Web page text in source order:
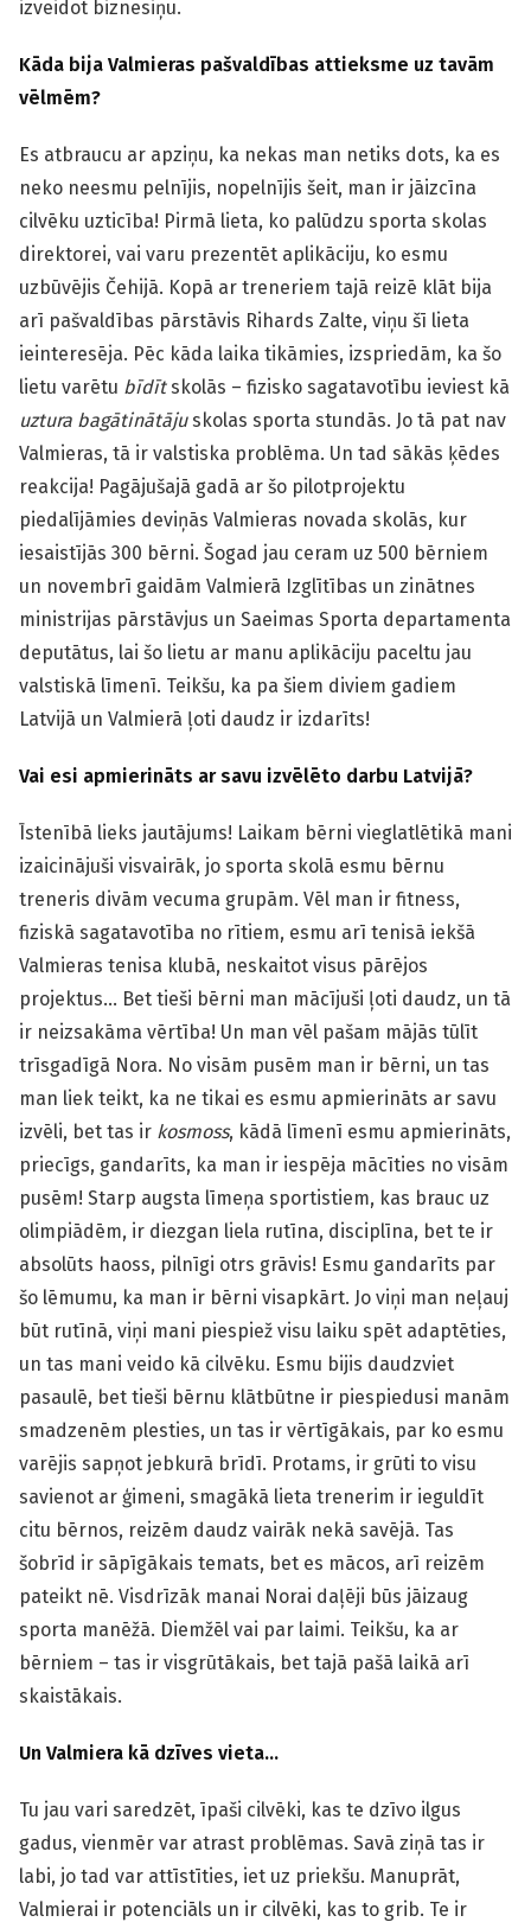
izveidot biznesiņu.
Kāda bija Valmieras pašvaldības attieksme uz tavām
vēlmēm?
Es atbraucu ar apziņu, ka nekas man netiks dots, ka es
neko neesmu pelnījis, nopelnījis šeit, man ir jāizcīna
cilvēku uzticība! Pirmā lieta, ko palūdzu sporta skolas
direktorei, vai varu prezentēt aplikāciju, ko esmu
uzbūvējis Čehijā. Kopā ar treneriem tajā reizē klāt bija
arī pašvaldības pārstāvis Rihards Zalte, viņu šī lieta
ieinteresēja. Pēc kāda laika tikāmies, izspriedām, ka šo
lietu varētu bīdītskolās – fizisko sagatavotību ieviest kā
uztura bagātinātājuskolas sporta stundās. Jo tā pat nav
Valmieras, tā ir valstiska problēma. Un tad sākās ķēdes
reakcija! Pagājušajā gadā ar šo pilotprojektu
piedalījāmies deviņās Valmieras novada skolās, kur
iesaistījās 300 bērni. Šogad jau ceram uz 500 bērniem
un novembrī gaidām Valmierā Izglītības un zinātnes
ministrijas pārstāvjus un Saeimas Sporta departamenta
deputātus, lai šo lietu ar manu aplikāciju paceltu jau
valstiskā līmenī. Teikšu, ka pa šiem diviem gadiem
Latvijā un Valmierā ļoti daudz ir izdarīts!
Vai esi apmierināts ar savu izvēlēto darbu Latvijā?
Īstenībā lieks jautājums! Laikam bērni vieglatlētikā mani
izaicinājuši visvairāk, jo sporta skolā esmu bērnu
treneris divām vecuma grupām. Vēl man ir fitness,
fiziskā sagatavotība no rītiem, esmu arī tenisā iekšā
Valmieras tenisa klubā, neskaitot visus pārējos
projektus… Bet tieši bērni man mācījuši ļoti daudz, un tā
ir neizsakāma vērtība! Un man vēl pašam mājās tūlīt
trīsgadīgā Nora. No visām pusēm man ir bērni, un tas
man liek teikt, ka ne tikai es esmu apmierināts ar savu
izvēli, bet tas ir kosmoss, kādā līmenī esmu apmierināts,
priecīgs, gandarīts, ka man ir iespēja mācīties no visām
pusēm! Starp augsta līmeņa sportistiem, kas brauc uz
olimpiādēm, ir diezgan liela rutīna, disciplīna, bet te ir
absolūts haoss, pilnīgi otrs grāvis! Esmu gandarīts par
šo lēmumu, ka man ir bērni visapkārt. Jo viņi man neļauj
būt rutīnā, viņi mani piespiež visu laiku spēt adaptēties,
un tas mani veido kā cilvēku. Esmu bijis daudzviet
pasaulē, bet tieši bērnu klātbūtne ir piespiedusi manām
smadzenēm plesties, un tas ir vērtīgākais, par ko esmu
varējis sapņot jebkurā brīdī. Protams, ir grūti to visu
savienot ar ģimeni, smagākā lieta trenerim ir ieguldīt
citu bērnos, reizēm daudz vairāk nekā savējā. Tas
šobrīd ir sāpīgākais temats, bet es mācos, arī reizēm
pateikt nē. Visdrīzāk manai Norai daļēji būs jāizaug
sporta manēžā. Diemžēl vai par laimi. Teikšu, ka ar
bērniem – tas ir visgrūtākais, bet tajā pašā laikā arī
skaistākais.
Un Valmiera kā dzīves vieta…
Tu jau vari saredzēt, īpaši cilvēki, kas te dzīvo ilgus
gadus, vienmēr var atrast problēmas. Savā ziņā tas ir
labi, jo tad var attīstīties, iet uz priekšu. Manuprāt,
Valmierai ir potenciāls un ir cilvēki, kas to grib. Te ir